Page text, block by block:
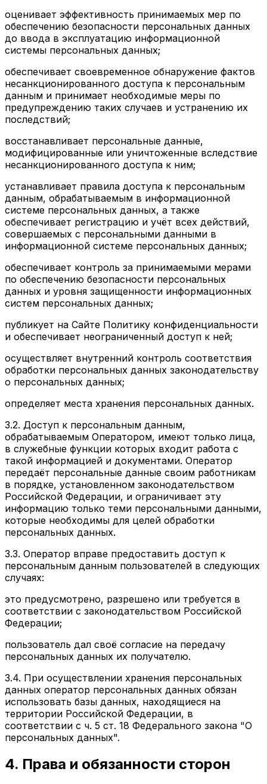
оценивает эффективность принимаемых мер по
обеспечению безопасности персональных данных
до ввода в эксплуатацию информационной
системы персональных данных;
обеспечивает своевременное обнаружение фактов
несанкционированного доступа к персональным
данным и принимает необходимые меры по
предупреждению таких случаев и устранению их
последствий;
восстанавливает персональные данные,
модифицированные или уничтоженные вследствие
несанкционированного доступа к ним;
устанавливает правила доступа к персональным
данным, обрабатываемым в информационной
системе персональных данных, а также
обеспечивает регистрацию и учёт всех действий,
совершаемых с персональными данными в
информационной системе персональных данных;
обеспечивает контроль за принимаемыми мерами
по обеспечению безопасности персональных
данных и уровня защищенности информационных
систем персональных данных;
публикует на Сайте Политику конфиденциальности
и обеспечивает неограниченный доступ к ней;
осуществляет внутренний контроль соответствия
обработки персональных данных законодательству
о персональных данных;
определяет места хранения персональных данных.
3.2. Доступ к персональным данным,
обрабатываемым Оператором, имеют только лица,
в служебные функции которых входит работа с
такой информацией и документами. Оператор
передаёт персональные данные своим работникам
в порядке, установленном законодательством
Российской Федерации, и ограничивает эту
информацию только теми персональными данными,
которые необходимы для целей обработки
персональных данных.
3.3. Оператор вправе предоставить доступ к
персональным данным пользователей в следующих
случаях:
это предусмотрено, разрешено или требуется в
соответствии с законодательством Российской
Федерации;
пользователь дал своё согласие на передачу
персональных данных их получателю.
3.4. При осуществлении хранения персональных
данных оператор персональных данных обязан
использовать базы данных, находящиеся на
территории Российской Федерации, в
соответствии с ч. 5 ст. 18 Федерального закона "О
персональных данных".
4. Права и обязанности сторон